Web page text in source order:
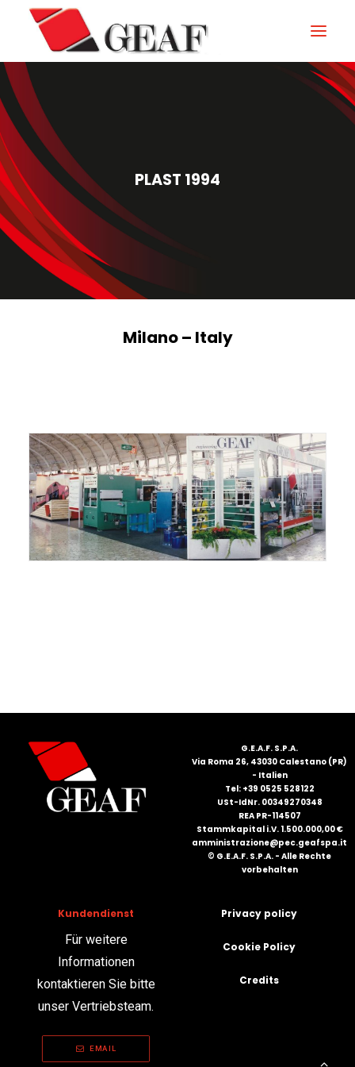
GEAF
UNTERNEHMEN
KNOW-HOW
UNSERE SEKTOREN
KONTAKTIEREN
NEUIGKEITEN UND VERANSTALTUNGEN
DOWNLOAD
ITALIANO
PLAST 1994
Milano – Italy
G.E.A.F. S.P.A.
Via Roma 26, 43030 Calestano (PR)
- Italien
Tel: +39 0525 528122
USt-IdNr. 00349270348
REA PR-114507
Stammkapital i.V. 1.500.000,00 €
amministrazione@pec.geafspa.it
© G.E.A.F. S.P.A. - Alle Rechte
vorbehalten
Kundendienst
Für weitere
Informationen
kontaktieren Sie bitte
unser Vertriebsteam.
EMAIL
Privacy policy
Cookie Policy
Credits